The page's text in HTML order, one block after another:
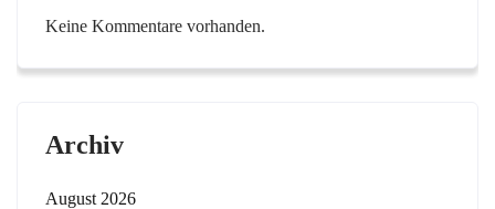
Keine Kommentare vorhanden.
Archiv
August 2026